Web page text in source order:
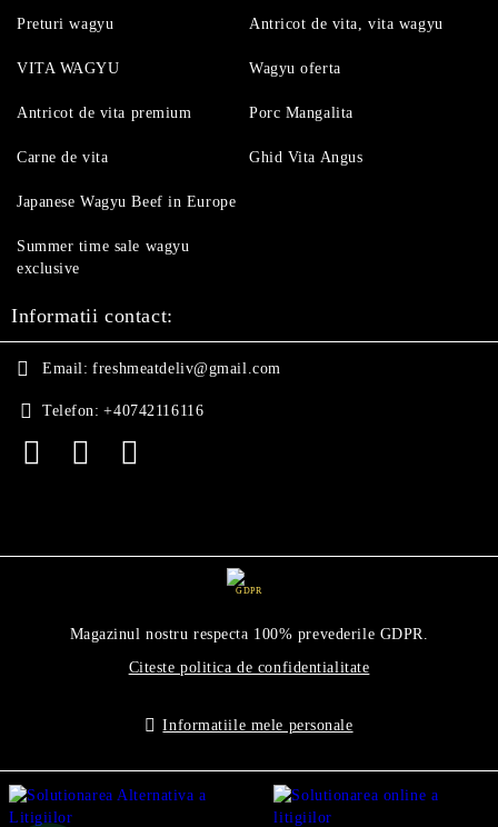
Preturi wagyu
VITA WAGYU
Antricot de vita premium
Carne de vita
Antricot de vita, vita wagyu
Wagyu oferta
Porc Mangalita
Ghid Vita Angus
Japanese Wagyu Beef in Europe
Summer time sale wagyu
exclusive
Informatii contact:
Email: freshmeatdeliv@gmail.com
Telefon: +40742116116
GDPR
Magazinul nostru respecta 100% prevederile GDPR.
Citeste politica de confidentialitate
Informatiile mele personale